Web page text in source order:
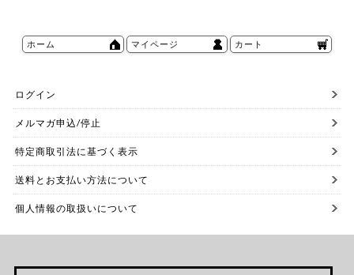
ホーム マイページ カート
ログイン
メルマガ申込/停止
特定商取引法に基づく表示
送料とお支払い方法について
個人情報の取扱いについて